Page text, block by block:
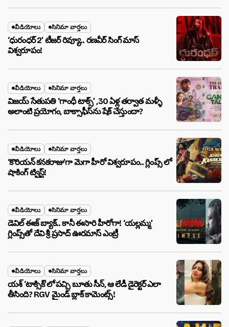
వీడియోలు సినిమా వార్తలు
‘ధురంధర్ 2’ టీజర్ రివ్యూ.. రణవీర్ సింగ్ మాస్
విశ్వరూపం!
వీడియోలు సినిమా వార్తలు
విజయ్ సేతుపతి ‘గాంధీ టాక్స్’ ,30 ఏళ్ల తర్వాత మళ్ళీ
అలాంటి ప్రయోగం, బాక్సాఫీస్‌ను షేక్ చేస్తుందా?
వీడియోలు సినిమా వార్తలు
‘కొరియన్ కనకరాజు’గా మెగా హీరో విశ్వరూపం.. గ్లింప్స్ లో
షాకింగ్ ట్విస్ట్!
వీడియోలు సినిమా వార్తలు
డెవిల్ ఈజ్ బ్యాక్.. కానీ ఈసారి హీరోగా! ‘యల్లమ్మ’
గ్లింప్స్‌తో దేవి శ్రీ ప్రసాద్ ఊరమాస్ ఎంట్రీ
వీడియోలు సినిమా వార్తలు
యశ్ ‘టాక్సిక్’లో పచ్చి బూతు సీన్, ఆ లేడీ డైరెక్టర్ ఎలా
తీసింది? RGV మైండ్ బ్లాక్ కామెంట్స్!